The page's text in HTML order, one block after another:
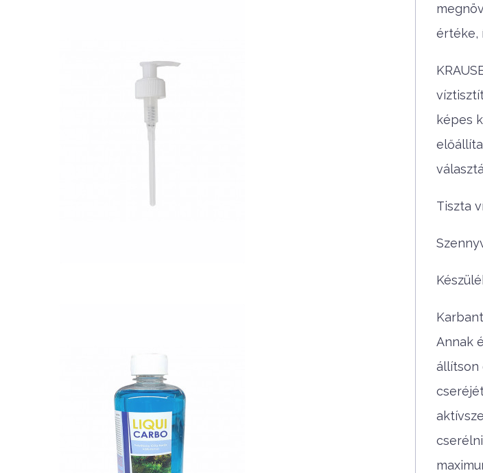
Nettó ár: 327 Ft
AquaLine folyékony táp
Nettó ár: 2,984 Ft
Liqui Carbo folyékony
CO2 500ml - 25000 liter
vízhez
értéke,
képes
Tiszta
Annak
állítson